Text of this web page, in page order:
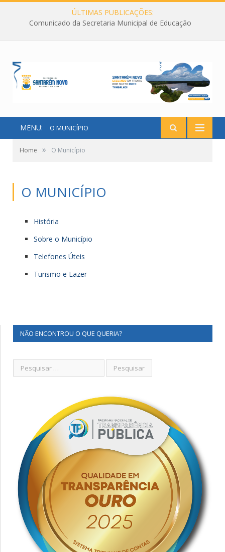
ÚLTIMAS PUBLICAÇÕES:
Comunicado da Secretaria Municipal de Educação
MENU: O MUNICÍPIO
Home » O Município
O MUNICÍPIO
História
Sobre o Município
Telefones Úteis
Turismo e Lazer
NÃO ENCONTROU O QUE QUERIA?